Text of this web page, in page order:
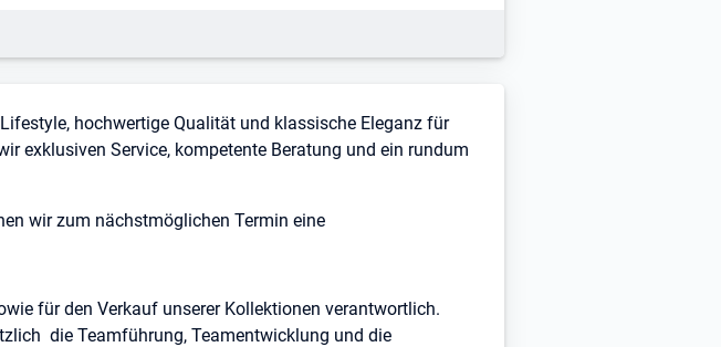
hochwertige Qualität und klassische Eleganz für
exklusiven Service, kompetente Beratung und ein rundum
wir zum nächstmöglichen Termin eine
für den Verkauf unserer Kollektionen verantwortlich.
die Teamführung, Teamentwicklung und die